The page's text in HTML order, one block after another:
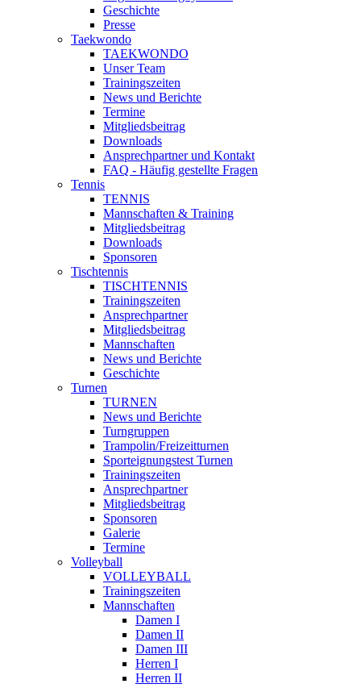
Geschichte
Presse
Taekwondo
TAEKWONDO
Unser Team
Trainingszeiten
News und Berichte
Termine
Mitgliedsbeitrag
Downloads
Ansprechpartner und Kontakt
FAQ - Häufig gestellte Fragen
Tennis
TENNIS
Mannschaften & Training
Mitgliedsbeitrag
Downloads
Sponsoren
Tischtennis
TISCHTENNIS
Trainingszeiten
Ansprechpartner
Mitgliedsbeitrag
Mannschaften
News und Berichte
Geschichte
Turnen
TURNEN
News und Berichte
Turngruppen
Trampolin/Freizeitturnen
Sporteignungstest Turnen
Trainingszeiten
Ansprechpartner
Mitgliedsbeitrag
Sponsoren
Galerie
Termine
Volleyball
VOLLEYBALL
Trainingszeiten
Mannschaften
Damen I
Damen II
Damen III
Herren I
Herren II